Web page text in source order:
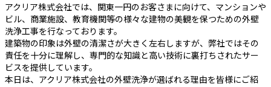
アクリア株式会社では、関東一円のお客さまに向けて、マンションや
ビル、商業施設、教育機関等の様々な建物の美観を保つための外壁
洗浄工事を行なっております。
建築物の印象は外壁の清潔さが大きく左右しますが、弊社ではその
責任を十分に理解し、専門的な知識と高い技術に裏打ちされたサー
ビスを提供しています。
本日は、アクリア株式会社の外壁洗浄が選ばれる理由を皆様にご紹